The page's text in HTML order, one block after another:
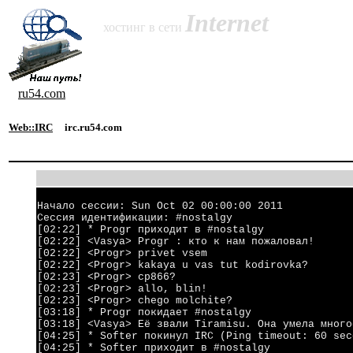
хостинг в сети Internet
ru54.com
Web::IRC irc.ru54.com
Начало сессии: Sun Oct 02 00:00:00 2011
Сессия идентификации: #nostalgy
[02:22] * Progr приходит в #nostalgy
[02:22] <Vasya> Progr : кто к нам пожаловал!
[02:22] <Progr> privet vsem
[02:22] <Progr> kakaya u vas tut kodirovka?
[02:23] <Progr> cp866?
[02:23] <Progr> allo, blin!
[02:23] <Progr> chego molchite?
[03:18] * Progr покидает #nostalgy
[03:18] <Vasya> Её звали Tiramisu. Она умела
[04:25] * Softer покинул IRC (Ping timeout: 60
[04:25] * Softer приходит в #nostalgy